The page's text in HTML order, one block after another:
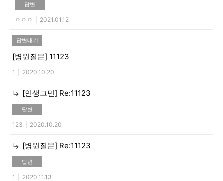
답변
ㅇㅇㅇ 2021.01.12
답변대기
[병원질문] 11123
1 2020.10.20
[인생고민] Re:11123
답변
123 2020.10.20
[병원질문] Re:11123
답변
1 2020.11.13